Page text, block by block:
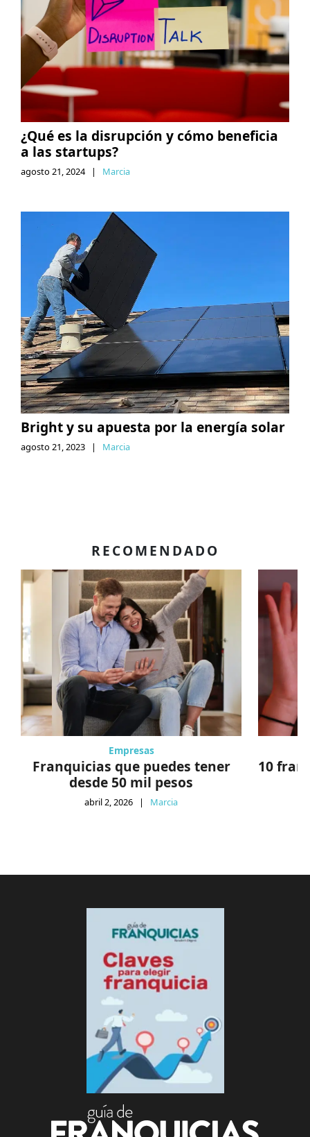
¿Qué es la disrupción y cómo beneficia
a las startups?
agosto 21, 2024 | Marcia
Bright y su apuesta por la energía solar
agosto 21, 2023 | Marcia
RECOMENDADO
Empresas
Franquicias que puedes tener
desde 50 mil pesos
abril 2, 2026 | Marcia
10